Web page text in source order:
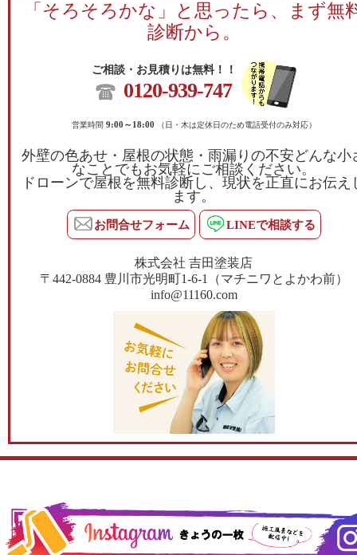
「そろそろかな」と思ったら、まず無
診断から。
ご相談・お見積りは無料！！
0120-939-747
営業時間 9:00～18:00 （日・木は定休日のため電話受付のみ対応）
外壁の色あせ・屋根の状態・雨漏りの不安どんな小
なことでもお気軽にご相談ください。
ドローンで屋根を無料診断し、現状を正直にお伝え
ます。
お問合せフォーム LINEで相談する
株式会社 吉田塗装店
〒442-0884 豊川市光明町1-6-1（マチニワとよかわ前）
info@11160.com